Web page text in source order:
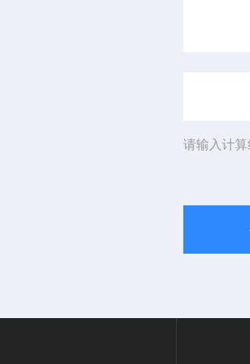
请输入计